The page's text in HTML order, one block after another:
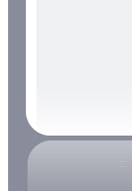
:::